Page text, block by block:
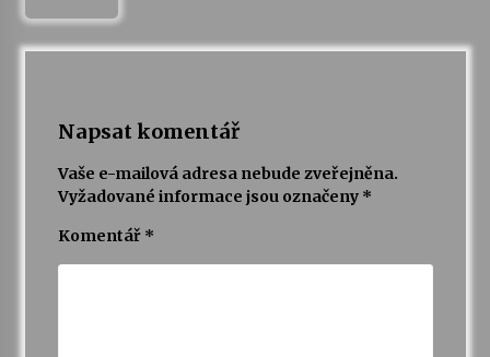
Napsat komentář
Vaše e-mailová adresa nebude zveřejněna.
Vyžadované informace jsou označeny *
Komentář *